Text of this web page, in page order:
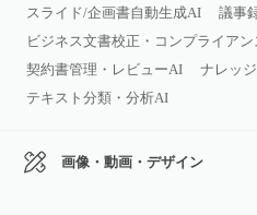
スライド/企画書自動生成AI 議事
ビジネス文書校正・コンプライア
契約書管理・レビューAI
ナレッ
テキスト分類・分析AI
画像・動画・デザイン